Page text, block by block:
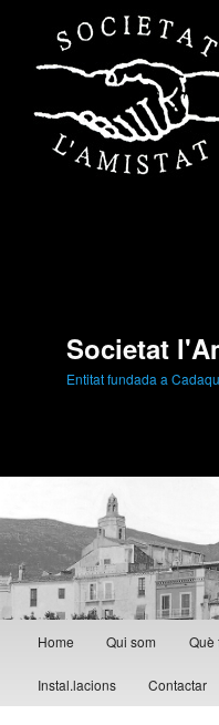
Societat
Entitat fundada a
Aneu al contingut principal
Aneu al contingut
Home Qui som Què
Instal.lacions Contactar